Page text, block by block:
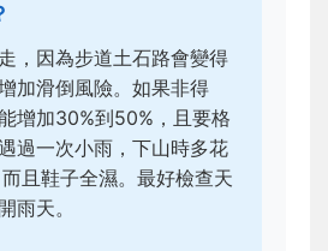
，因為步道土石路會變得
加滑倒風險。如果非得
增加30%到50%，且要格
過一次小雨，下山時多花
且鞋子全濕。最好檢查天
雨天。